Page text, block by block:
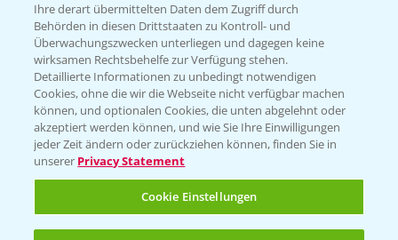
Folgen Sie uns
Ihre derart übermittelten Daten dem Zugriff durch
Behörden in diesen Drittstaaten zu Kontroll- und
Überwachungszwecken unterliegen und dagegen keine
wirksamen Rechtsbehelfe zur Verfügung stehen.
Detaillierte Informationen zu unbedingt notwendigen
Cookies, ohne die wir die Webseite nicht verfügbar machen
können, und optionalen Cookies, die unten abgelehnt oder
akzeptiert werden können, und wie Sie Ihre Einwilligungen
jeder Zeit ändern oder zurückziehen können, finden Sie in
unserer Privacy Statement
Cookie Einstellungen